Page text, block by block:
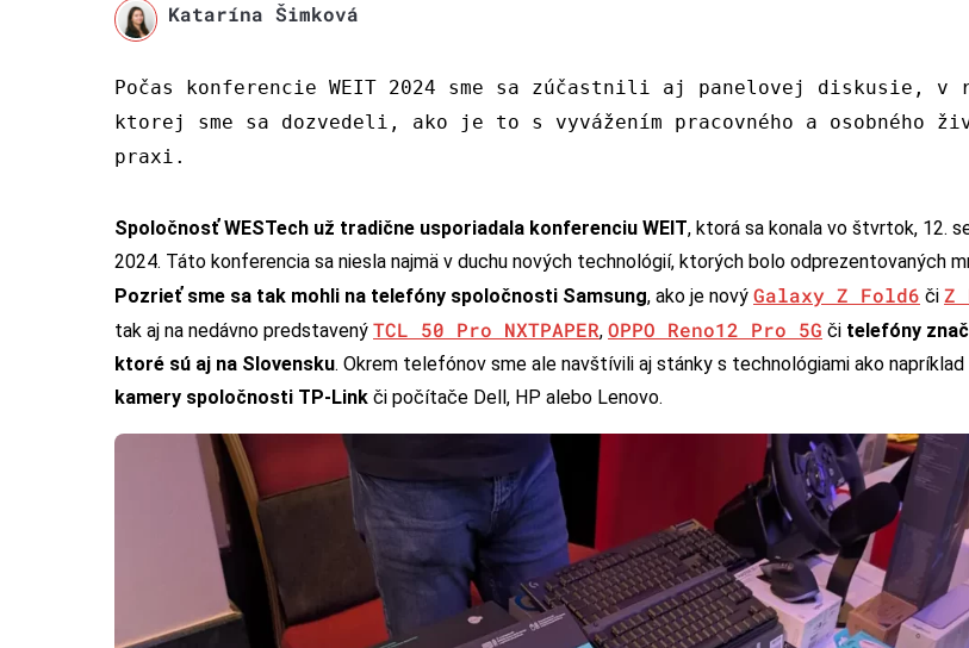
Katarína Šimková
Počas konferencie WEIT 2024 sme sa zúčastnili aj panelovej diskusie, v
ktorej sme sa dozvedeli, ako je to s vyvážením pracovného a osobného
praxi.
Spoločnosť WESTech už tradične usporiadala konferenciu WEIT, ktorá sa konala vo štvrtok, 12.
2024. Táto konferencia sa niesla najmä v duchu nových technológií, ktorých bolo odprezentovaných
Pozrieť sme sa tak mohli na telefóny spoločnosti Samsung, ako je nový Galaxy Z Fold6 či Z
tak aj na nedávno predstavený TCL 50 Pro NXTPAPER, OPPO Reno12 Pro 5G či telefóny
ktoré sú aj na Slovensku. Okrem telefónov sme ale navštívili aj stánky s technológiami ako napríklad
kamery spoločnosti TP-Link či počítače Dell, HP alebo Lenovo.